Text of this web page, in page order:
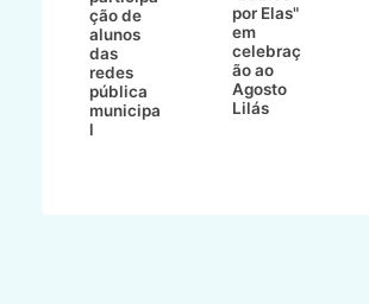
ção de
alunos
das
redes
pública
municipa
l
por Elas"
em
celebraç
ão ao
Agosto
Lilás